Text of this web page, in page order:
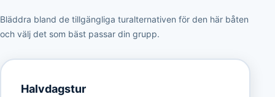
Bläddra bland de tillgängliga turalternativen för den här båten
och välj det som bäst passar din grupp.
Halvdagstur